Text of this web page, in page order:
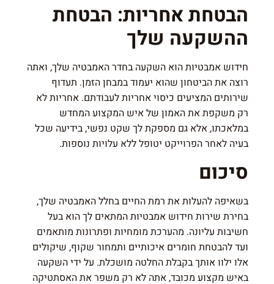
הבטחת אחריות: הבטחת
ההשקעה שלך
חידוש אמבטיותהוא השקעה בחדר האמבטיה שלך, ואתה
רוצה את הביטחון שהוא יעמוד במבחן הזמן. תעדוף
שירותים המציעים כיסוי אחריות לעבודתם. אחריות לא
רק משקפת את האמון של איש המקצוע המחדש
במלאכתו, אלא גם מספקת לך שקט נפשי, בידיעה שכל
בעיה לאחר הפרוייקט יטופל ללא עלויות נוספות.
סיכום
בשאיפה להעלות את רמת החיים בחלל האמבטיה שלך,
בחירת שירות חידוש אמבטיות המתאים לך הוא בעל
חשיבות עליונה. מהערכת מומחיות ופתרונות מותאמים
ועד להבטחת חומרים איכותיים ותמחור שקוף, שיקולים
אלו ילוו אותך בקבלת החלטה מושכלת. על ידי השקעה
באיש מקצוע מכובד, אתה לא רק משפר את האסתטיקה